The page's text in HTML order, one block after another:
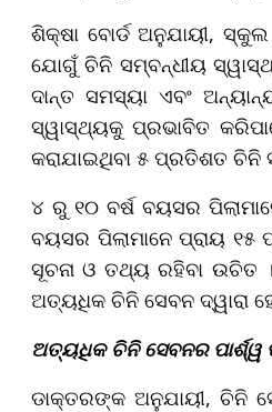
ଶିକ୍ଷା ବୋର୍ଡ ଅନୁଯାୟୀ,
ଯୋଗୁଁ ଚିନି ସମ୍ବନ୍ଧୀୟ
ଦାନ୍ତ ସମସ୍ୟା ଏବଂ
ସ୍ୱାସ୍ଥ୍ୟକୁ ପ୍ରଭାବିତ
କରାଯାଇଥିବା ୫ ପ୍ରତିଶତ ଚିନି
୪ ରୁ ୧୦ ବର୍ଷ ବୟସର
ବୟସର ପିଲାମାନେ ପ୍ରାୟ ୧୫
ସୂଚନା ଓ ତଥ୍ୟ ରହିବା ଉଚିତ
ଅତ୍ୟଧିକ ଚିନି ସେବନ ଦ୍ୱାରା
ଅତ୍ୟଧିକ ଚିନି ସେବନର ପାର୍ଶ୍ୱ
ଡାକ୍ତରଙ୍କ ଅନୁଯାୟୀ, ଚିନି